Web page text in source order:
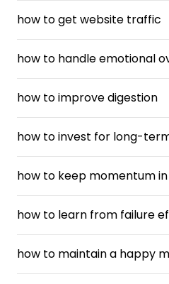
how to get website traffic
how to handle emotional
how to improve digestion
how to invest for long-
how to keep momentum
how to learn from failure
how to maintain a happy